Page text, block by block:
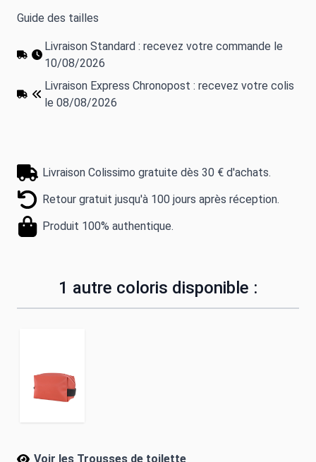
Guide des tailles
Livraison Standard : recevez votre commande le
10/08/2026
Livraison Express Chronopost : recevez votre colis
le 08/08/2026
Livraison Colissimo gratuite dès 30 € d'achats.
Retour gratuit jusqu'à 100 jours après réception.
Produit 100% authentique.
1 autre coloris disponible :
Voir les Trousses de toilette